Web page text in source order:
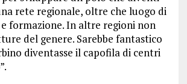
rete regionale, oltre che luogo di
formazione. In altre regioni non
del genere. Sarebbe fantastico
diventasse il capofila di centri